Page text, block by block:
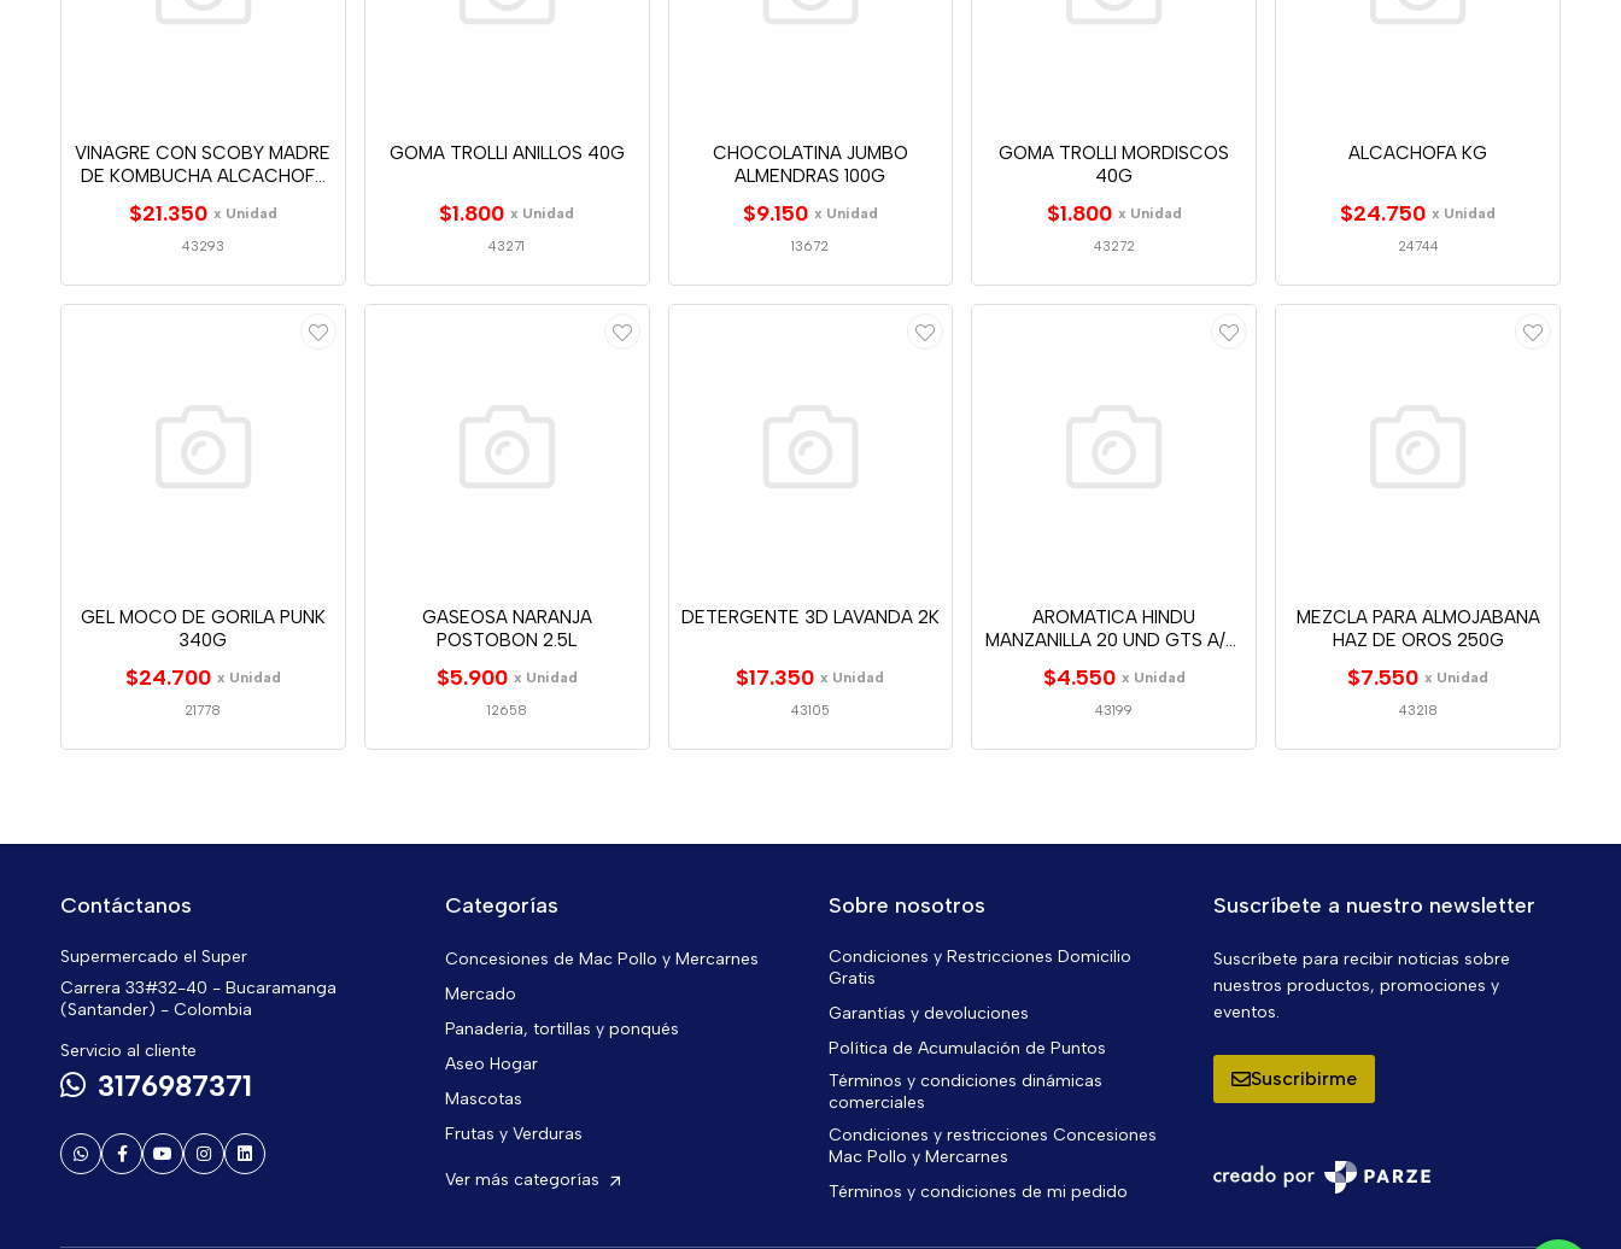
VINAGRE CON SCOBY MADRE
DE KOMBUCHA ALCACHOFA
$21.350 x Unidad
43293
GOMA TROLLI ANILLOS 40G
$1.800 x Unidad
43271
CHOCOLATINA JUMBO
ALMENDRAS 100G
$9.150 x Unidad
13672
GOMA TROLLI MORDISCOS
40G
$1.800 x Unidad
43272
ALCACHOFA KG
$24.750 x Unidad
24744
GEL MOCO DE GORILA PUNK
340G
$24.700 x Unidad
21778
GASEOSA NARANJA
POSTOBON 2.5L
$5.900 x Unidad
12658
DETERGENTE 3D LAVANDA 2K
$17.350 x Unidad
43105
AROMATICA HINDU
MANZANILLA 20 UND GTS A/J-
$4.550 x Unidad
43199
MEZCLA PARA ALMOJABANA
HAZ DE OROS 250G
$7.550 x Unidad
43218
Contáctanos
Supermercado el Super
Carrera 33#32-40 - Bucaramanga
(Santander) - Colombia
Servicio al cliente
3176987371
Categorías
Concesiones de Mac Pollo y Mercarnes
Mercado
Panaderia, tortillas y ponqués
Aseo Hogar
Mascotas
Frutas y Verduras
Ver más categorías
Sobre nosotros
Condiciones y Restricciones Domicilio
Gratis
Garantías y devoluciones
Política de Acumulación de Puntos
Términos y condiciones dinámicas
comerciales
Condiciones y restricciones Concesiones
Mac Pollo y Mercarnes
Términos y condiciones de mi pedido
Suscríbete a nuestro newsletter
Suscríbete para recibir noticias sobre
nuestros productos, promociones y
eventos.
Suscribirme